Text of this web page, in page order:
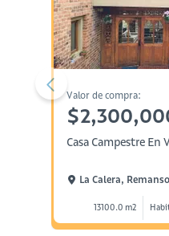
Valor de compra:
Casa Campestre En
La Calera,
13100.0 m2